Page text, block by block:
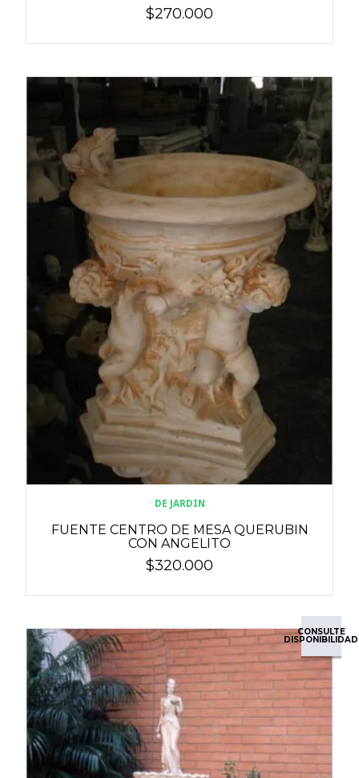
$270.000
DE JARDIN
FUENTE CENTRO DE MESA QUERUBIN
CON ANGELITO
$320.000
CONSULTE
DISPONIBILIDAD